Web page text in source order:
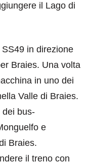
il Lago di
in direzione
Braies. Una volta
in uno dei
Valle di Braies.
dei bus-
e
Braies.
il treno con